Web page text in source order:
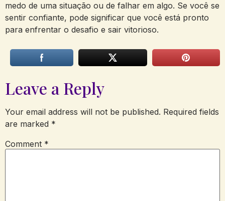
medo de uma situação ou de falhar em algo. Se você se
sentir confiante, pode significar que você está pronto
para enfrentar o desafio e sair vitorioso.
Leave a Reply
Your email address will not be published. Required fields
are marked *
Comment *